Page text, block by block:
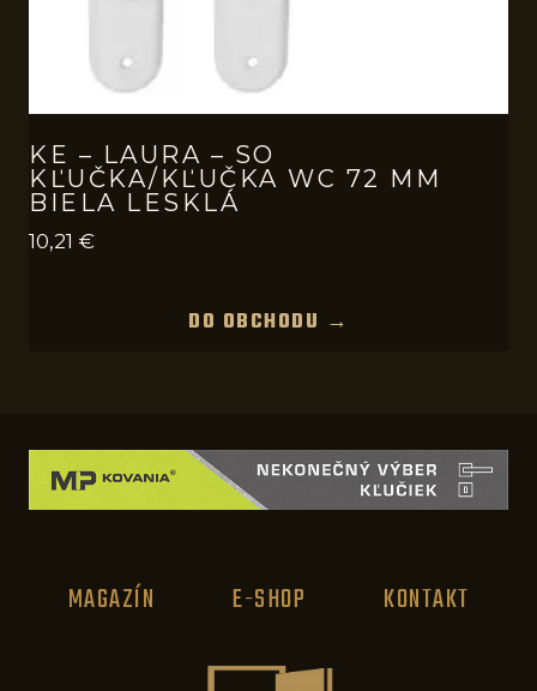
KE – LAURA – SO
KĽUČKA/KĽUČKA WC 72 MM
BIELA LESKLÁ
10,21 €
DO OBCHODU →
MAGAZÍN E-SHOP KONTAKT